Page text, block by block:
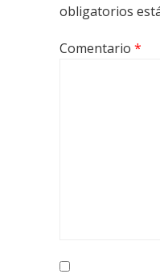
obligatorios
Comentario *